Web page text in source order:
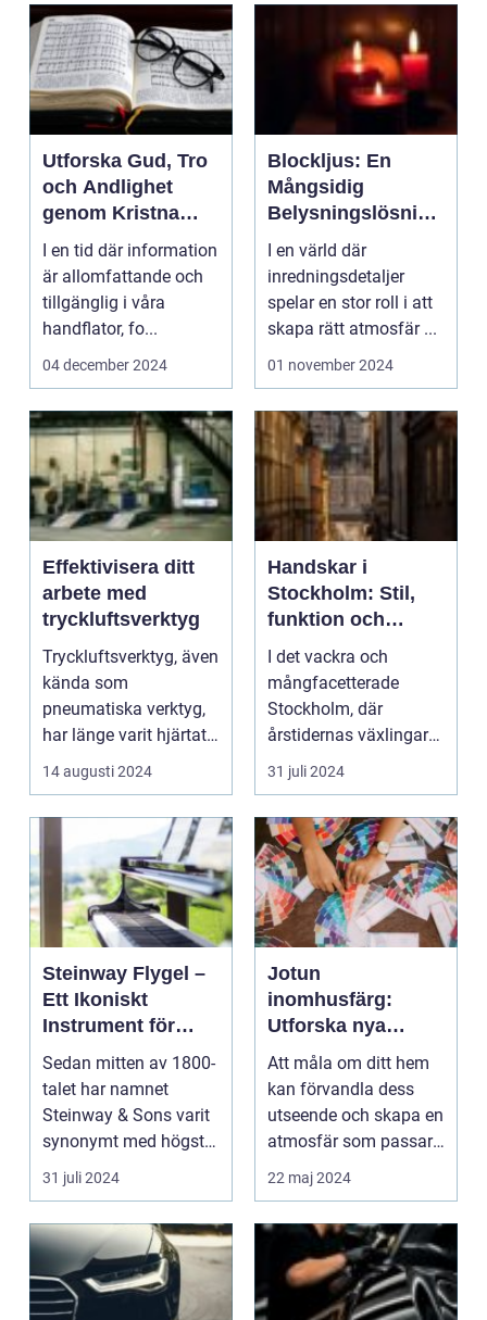
Utforska Gud, Tro
och Andlighet
genom Kristna
Böcker
I en tid där information
är allomfattande och
tillgänglig i våra
handflator, fo...
04 december 2024
Blockljus: En
Mångsidig
Belysningslösning
för Alla Tillfällen
I en värld där
inredningsdetaljer
spelar en stor roll i att
skapa rätt atmosfär ...
01 november 2024
Effektivisera ditt
arbete med
tryckluftsverktyg
Tryckluftsverktyg, även
kända som
pneumatiska verktyg,
har länge varit hjärtat
i...
14 augusti 2024
Handskar i
Stockholm: Stil,
funktion och
tradition
I det vackra och
mångfacetterade
Stockholm, där
årstidernas växlingar
erbjuder...
31 juli 2024
Steinway Flygel –
Ett Ikoniskt
Instrument för
Musikkännare
Sedan mitten av 1800-
talet har namnet
Steinway & Sons varit
synonymt med högsta
kvalitet oc...
31 juli 2024
Jotun
inomhusfärg:
Utforska nya
kulörer och
koncept
Att måla om ditt hem
kan förvandla dess
utseende och skapa en
atmosfär som passar
di...
22 maj 2024